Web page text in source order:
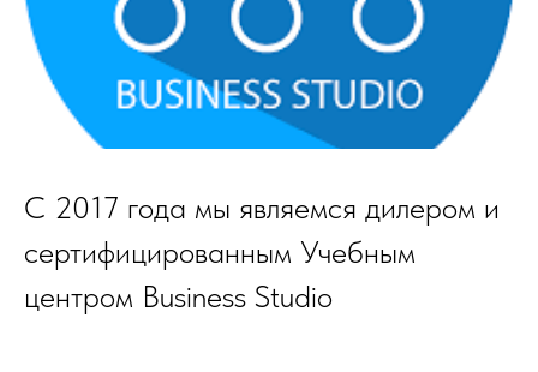
С 2017 года мы являемся дилером и
сертифицированным Учебным
центром Business Studio